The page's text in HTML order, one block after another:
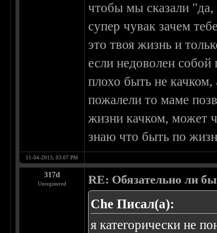
чтобы мы сказали
супер чувак зачем
это твоя жизнь и
если недоволен
плохо быть не
пожалели то маме
жизни качком, может
знаю что быть по
11-04-2013, 03:07 PM
317d
Unregistered RE: Обязательно ли
Che Писал(а):
я категорически не